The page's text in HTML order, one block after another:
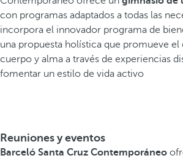
con programas adaptados a todas las
incorpora el innovador programa de
una propuesta holística que promueve
cuerpo y alma a través de experiencias
fomentar un estilo de vida activo
Reuniones y eventos
Barceló Santa Cruz Contemporáneo